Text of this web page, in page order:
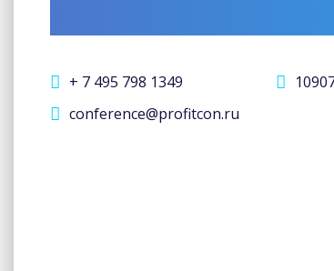
+ 7 495 798 1349
conference@profitcon.ru